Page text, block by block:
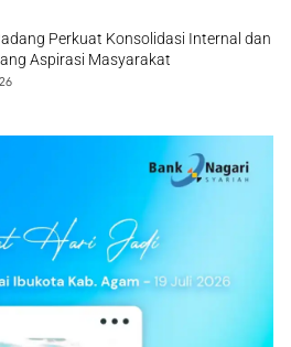
Perkuat Konsolidasi Internal dan
Aspirasi Masyarakat